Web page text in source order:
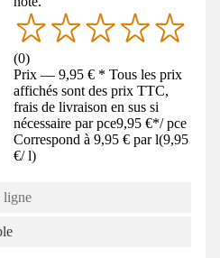
(0)
Prix — 9,95 € * Tous les prix
affichés sont des prix TTC,
frais de livraison en sus si
nécessaire par pce9,95 €*/ pce
Correspond à 9,95 € par l(9,95
€/ l)
ligne